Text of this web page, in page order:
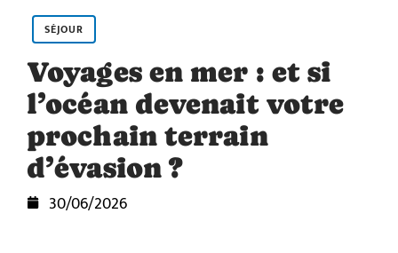
SÉJOUR
Voyages en mer : et si
l’océan devenait votre
prochain terrain
d’évasion ?
30/06/2026